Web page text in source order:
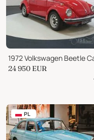
24 950 EUR
PL